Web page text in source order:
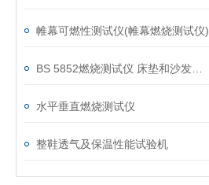
帷幕可燃性测试仪(帷幕燃烧测试仪)
水平垂直燃烧测试仪
整鞋透气及保温性能试验机